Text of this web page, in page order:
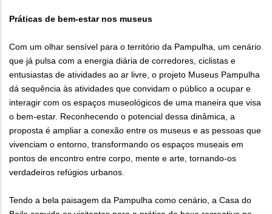
Práticas de bem-estar nos museus
Com um olhar sensível para o território da Pampulha, um cenário
que já pulsa com a energia diária de corredores, ciclistas e
entusiastas de atividades ao ar livre, o projeto Museus Pampulha
dá sequência às atividades que convidam o público a ocupar e
interagir com os espaços museológicos de uma maneira que visa
o bem-estar. Reconhecendo o potencial dessa dinâmica, a
proposta é ampliar a conexão entre os museus e as pessoas que
vivenciam o entorno, transformando os espaços museais em
pontos de encontro entre corpo, mente e arte, tornando-os
verdadeiros refúgios urbanos.
Tendo a bela paisagem da Pampulha como cenário, a Casa do